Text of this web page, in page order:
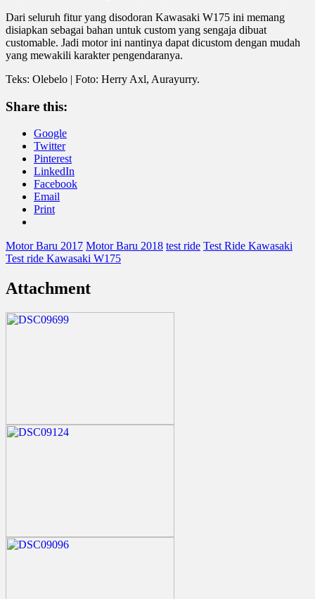
Dari seluruh fitur yang disodoran Kawasaki W175 ini memang
disiapkan sebagai bahan untuk custom yang sengaja dibuat
customable. Jadi motor ini nantinya dapat dicustom dengan mudah
yang mewakili karakter pengendaranya.
Teks: Olebelo | Foto: Herry Axl, Aurayurry.
Share this:
Google
Twitter
Pinterest
LinkedIn
Facebook
Email
Print
Motor Baru 2017 Motor Baru 2018 test ride Test Ride Kawasaki
Test ride Kawasaki W175
Attachment